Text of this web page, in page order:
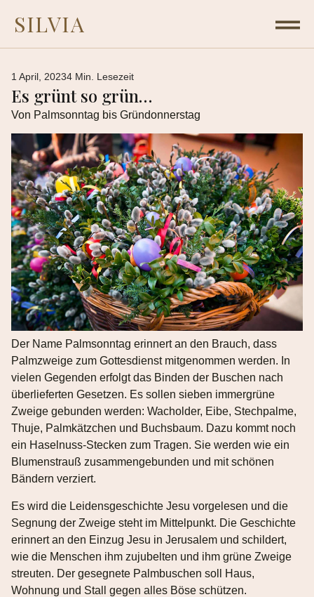
SILVIA
1 April, 20234 Min. Lesezeit
Es grünt so grün…
Von Palmsonntag bis Gründonnerstag
Der Name Palmsonntag erinnert an den Brauch, dass
Palmzweige zum Gottesdienst mitgenommen werden. In
vielen Gegenden erfolgt das Binden der Buschen nach
überlieferten Gesetzen. Es sollen sieben immergrüne
Zweige gebunden werden: Wacholder, Eibe, Stechpalme,
Thuje, Palmkätzchen und Buchsbaum. Dazu kommt noch
ein Haselnuss-Stecken zum Tragen. Sie werden wie ein
Blumenstrauß zusammengebunden und mit schönen
Bändern verziert.
Es wird die Leidensgeschichte Jesu vorgelesen und die
Segnung der Zweige steht im Mittelpunkt. Die Geschichte
erinnert an den Einzug Jesu in Jerusalem und schildert,
wie die Menschen ihm zujubelten und ihm grüne Zweige
streuten. Der gesegnete Palmbuschen soll Haus,
Wohnung und Stall gegen alles Böse schützen.